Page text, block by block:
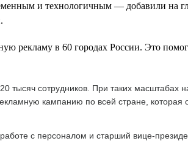
и технологичным — добавили на
в 60 городах России. Это
тысяч сотрудников. При таких
кампанию по всей стране, которая
с персоналом и старший вице-